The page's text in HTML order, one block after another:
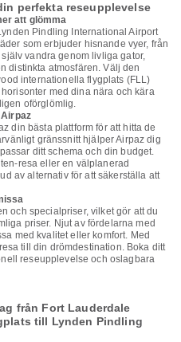
perfekta reseupplevelse
att glömma
Pindling International Airport
som erbjuder hisnande vyer, från
vandra genom livliga gator,
distinkta atmosfären. Välj den
internationella flygplats (FLL)
med dina nära och kära
oförglömlig.
din bästa plattform för att hitta de
gränssnitt hjälper Airpaz dig
ditt schema och din budget.
resa eller en välplanerad
av alternativ för att säkerställa att
och specialpriser, vilket gör att du
priser. Njut av fördelarna med
med kvalitet eller komfort. Med
till din drömdestination. Boka ditt
reseupplevelse och oslagbara
från Fort Lauderdale
till Lynden Pindling